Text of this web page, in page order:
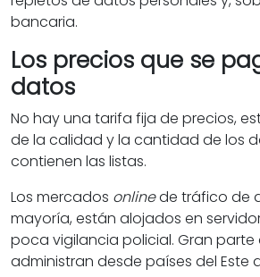
bancaria.
Los precios que se
datos
No hay una tarifa fija de precios,
de la calidad y la cantidad de los
contienen las listas.
Los mercados onlinede tráfico de
mayoría, están alojados en
poca vigilancia policial. Gran parte
administran desde países del Este